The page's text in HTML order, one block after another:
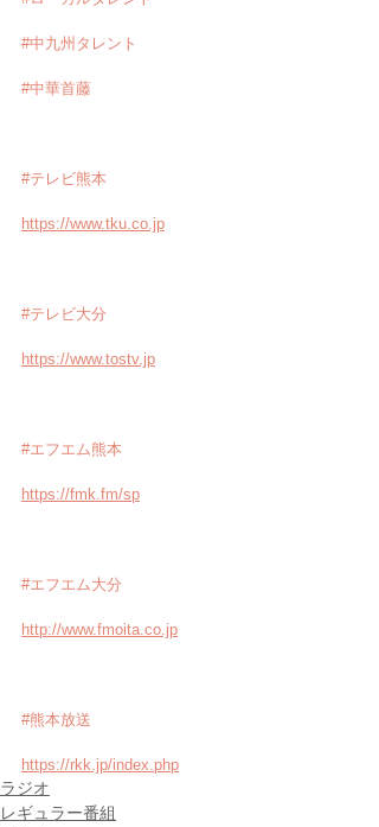
#中九州タレント
#中華首藤
#テレビ熊本
https://www.tku.co.jp
#テレビ大分
https://www.tostv.jp
#エフエム熊本
https://fmk.fm/sp
#エフエム大分
http://www.fmoita.co.jp
#熊本放送
https://rkk.jp/index.php
ラジオ
レギュラー番組